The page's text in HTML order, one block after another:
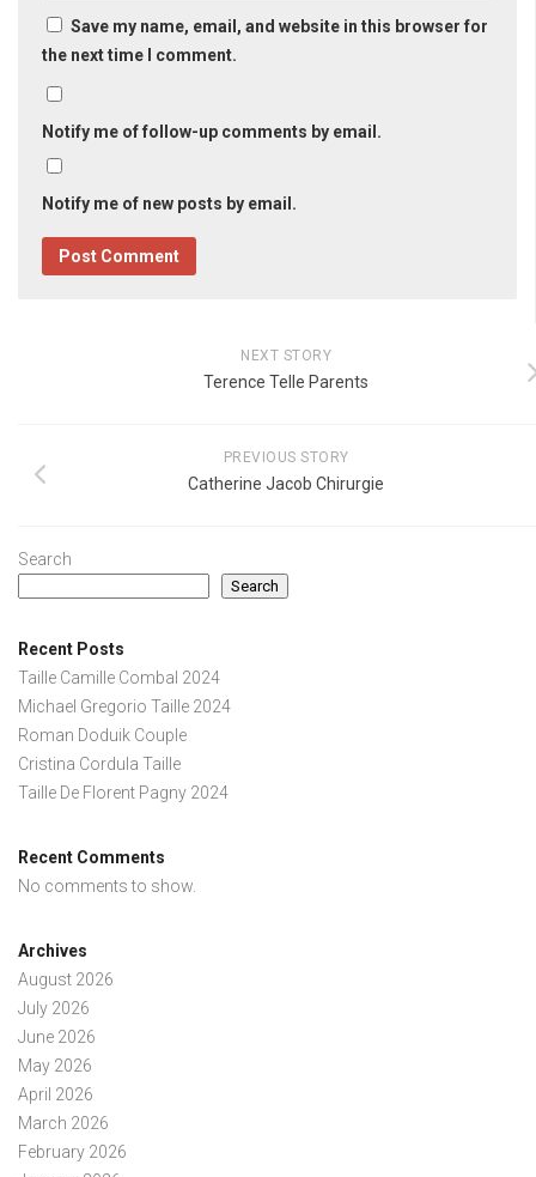
Save my name, email, and website in this browser for
the next time I comment.
Notify me of follow-up comments by email.
Notify me of new posts by email.
NEXT STORY
Terence Telle Parents
PREVIOUS STORY
Catherine Jacob Chirurgie
Search
Search
Recent Posts
Taille Camille Combal 2024
Michael Gregorio Taille 2024
Roman Doduik Couple
Cristina Cordula Taille
Taille De Florent Pagny 2024
Recent Comments
No comments to show.
Archives
August 2026
July 2026
June 2026
May 2026
April 2026
March 2026
February 2026